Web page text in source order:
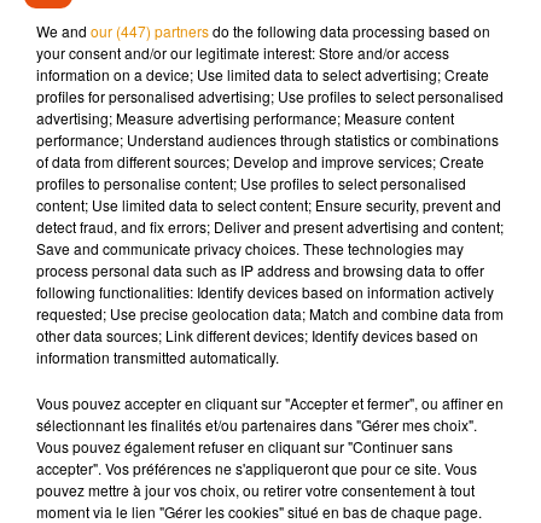
comprimés en pharmacie.
L’ail
Nous sommes nombreux à l’utiliser régulièrement dans la
cuisine, il permet de réduire de 30% le risque de cancer, il est
excellent contre les maladies cardio-vasculaires. C’est un
des aliments qui possède le plus de bienfaits (circulation,
cicatrisation, cholestérol…). Il est recommandé de le
consommer cru, c’est là qu’il est le plus efficace.
Musique
7 août 2026
Madonna sort enfin le remix de « Love
Sensation » avec Kylie Minogue
We and our (447) partnersdo the following data processing based on
your consent and/or our legitimate interest: Store and/or access
information on a device; Use limited data to select advertising; Create
profiles for personalised advertising; Use profiles to select personalised
advertising; Measure advertising performance; Measure content
performance; Understand audiences through statistics or combinations
of data from different sources; Develop and improve services; Create
profiles to personalise content; Use profiles to select personalised
content; Use limited data to select content; Ensure security, prevent and
detect fraud, and fix errors; Deliver and present advertising and content;
Save and communicate privacy choices. These technologies may
process personal data such as IP address and browsing data to offer
following functionalities: Identify devices based on information actively
requested; Use precise geolocation data; Match and combine data from
other data sources; Link different devices; Identify devices based on
information transmitted automatically.
Vous pouvez accepter en cliquant sur "Accepter et fermer", ou affiner en
sélectionnant les finalités et/ou partenaires dans "Gérer mes choix".
Vous pouvez également refuser en cliquant sur "Continuer sans
accepter". Vos préférences ne s'appliqueront que pour ce site. Vous
pouvez mettre à jour vos choix, ou retirer votre consentement à tout
moment via le lien "Gérer les cookies" situé en bas de chaque page.